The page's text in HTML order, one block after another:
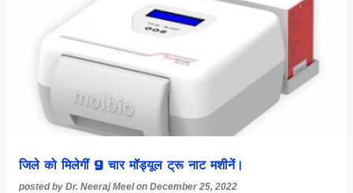
जिले को मिलेगीं 9 चार मॉड्यूल ट्रू नाट मशीनें।
posted by Dr. Neeraj Meel on December 25, 2022